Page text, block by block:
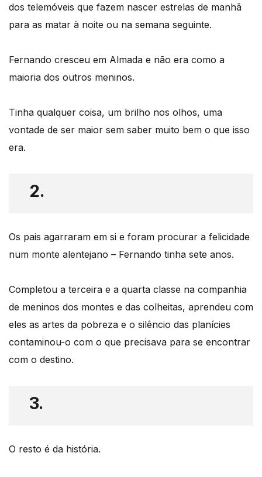
dos telemóveis que fazem nascer estrelas de manhã
para as matar à noite ou na semana seguinte.
Fernando cresceu em Almada e não era como a
maioria dos outros meninos.
Tinha qualquer coisa, um brilho nos olhos, uma
vontade de ser maior sem saber muito bem o que isso
era.
2.
Os pais agarraram em si e foram procurar a felicidade
num monte alentejano – Fernando tinha sete anos.
Completou a terceira e a quarta classe na companhia
de meninos dos montes e das colheitas, aprendeu com
eles as artes da pobreza e o silêncio das planícies
contaminou-o com o que precisava para se encontrar
com o destino.
3.
O resto é da história.